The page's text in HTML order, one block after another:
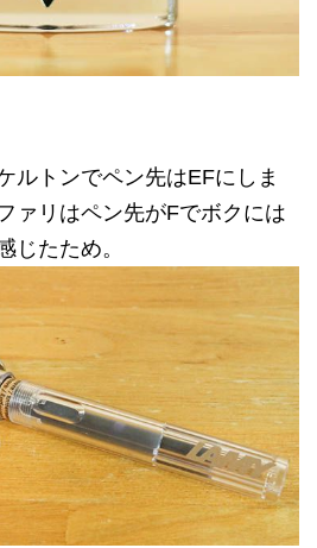
ルトンでペン先はEFにしま
ァリはペン先がFでボクには
じたため。